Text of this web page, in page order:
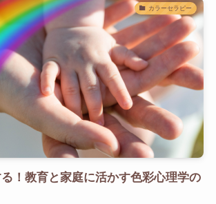
カラーセラピー
！教育と家庭に活かす色彩心理学の